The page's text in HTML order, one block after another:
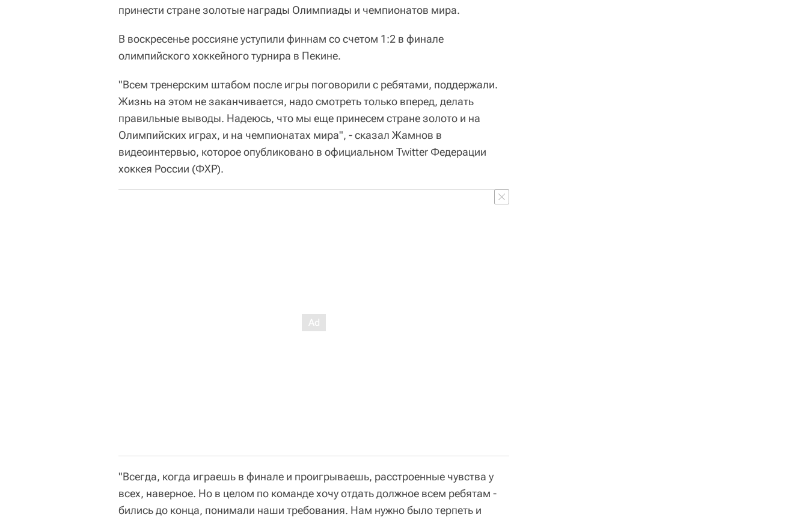
принести стране золотые награды Олимпиады и чемпионатов мира.
В воскресенье россияне уступили финнам со счетом 1:2 в финале
олимпийского хоккейного турнира в Пекине.
"Всем тренерским штабом после игры поговорили с ребятами, поддержали.
Жизнь на этом не заканчивается, надо смотреть только вперед, делать
правильные выводы. Надеюсь, что мы еще принесем стране золото и на
Олимпийских играх, и на чемпионатах мира", - сказал Жамнов в
видеоинтервью, которое опубликовано в официальном Twitter Федерации
хоккея России (ФХР).
"Всегда, когда играешь в финале и проигрываешь, расстроенные чувства у
всех, наверное. Но в целом по команде хочу отдать должное всем ребятам -
бились до конца, понимали наши требования. Нам нужно было терпеть и